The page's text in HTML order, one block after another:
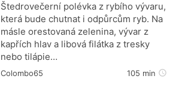
Štedrovečerní polévka z rybího vývaru,
která bude chutnat i odpůrcům ryb. Na
másle orestovaná zelenina, vývar z
kapřích hlav a libová filátka z tresky
nebo tilápie…
Colombo65 105 min